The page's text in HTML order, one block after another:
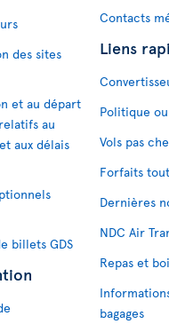
des sites
et au départ
au
aux délais
billets GDS
Contacts
Liens
Politique
Vols pas
Forfaits
Dernières
NDC Air
Repas et
bagages